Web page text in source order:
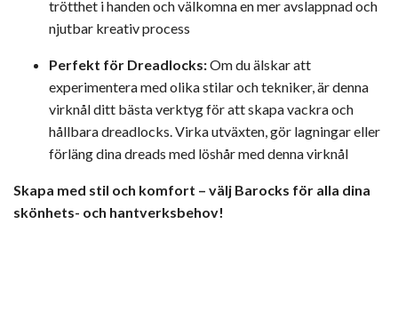
trötthet i handen och välkomna en mer avslappnad och
njutbar kreativ process
Perfekt för Dreadlocks:Om du älskar att
experimentera med olika stilar och tekniker, är denna
virknål ditt bästa verktyg för att skapa vackra och
hållbara dreadlocks. Virka utväxten, gör lagningar eller
förläng dina dreads med löshår med denna virknål
Skapa med stil och komfort – välj Barocks för alla dina
skönhets- och hantverksbehov!